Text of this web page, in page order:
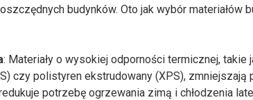
budynków. Oto jak wybór materiałów
: Materiały o wysokiej odporności termicznej, takie
czy polistyren ekstrudowany (XPS), zmniejszają
potrzebę ogrzewania zimą i chłodzenia